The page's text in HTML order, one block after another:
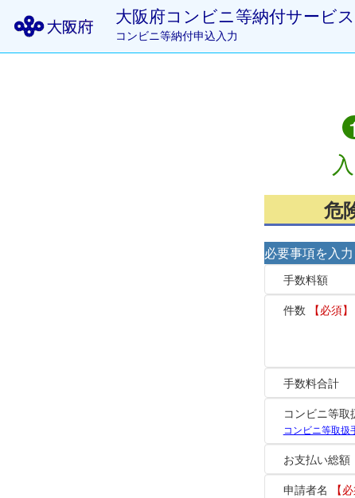
大阪府コンビニ等納付サービス
コンビニ等納付申込入力
危
必要事項を入
手数料額
件数
【必須】
手数料合計
コンビニ等取
コンビニ等取扱
お支払い総額
申請者名
【